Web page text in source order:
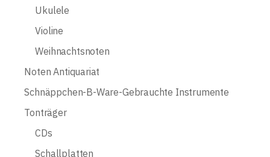
Ukulele
Violine
Weihnachtsnoten
Noten Antiquariat
Schnäppchen-B-Ware-Gebrauchte Instrumente
Tonträger
CDs
Schallplatten